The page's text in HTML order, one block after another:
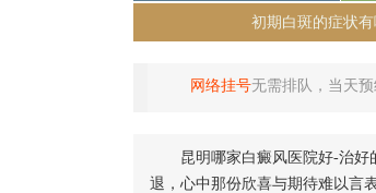
初期白斑的症状有
网络挂号无需排队，当天
昆明哪家白癜风医院好-治
退，心中那份欣喜与期待难以言